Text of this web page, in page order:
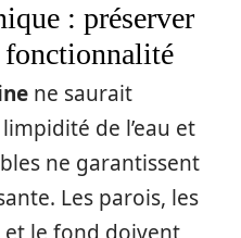
: préserver
fonctionnalité
ne saurait
de l’eau et
ne garantissent
Les parois, les